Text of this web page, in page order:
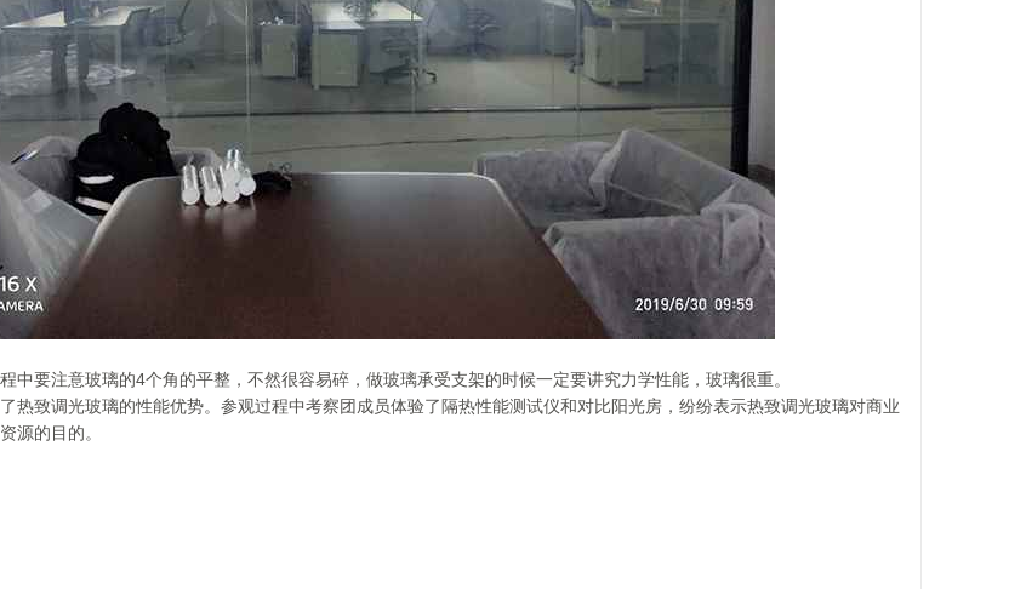
中要注意玻璃的4个角的平整，不然很容易碎，做玻璃承受支架的时候一定要讲究力学性能，玻璃很重。
热致调光玻璃的性能优势。参观过程中考察团成员体验了隔热性能测试仪和对比阳光房，纷纷表示热致调光玻璃对商业
源的目的。